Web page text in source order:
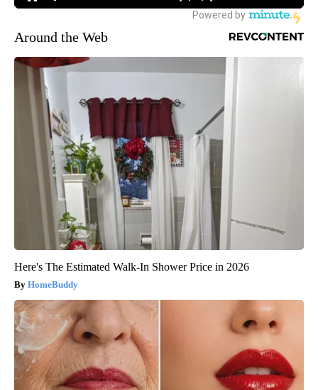
Around the Web
Here's The Estimated Walk-In Shower Price in 2026
HomeBuddy